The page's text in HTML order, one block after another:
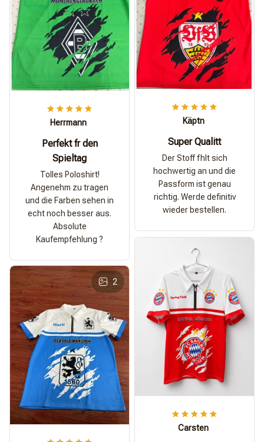
Herrmann
Perfekt fr den
Spieltag
Tolles Poloshirt!
Angenehm zu tragen
und die Farben sehen in
echt noch besser aus.
Absolute
Kaufempfehlung ?
Käptn
Super Qualitt
Der Stoff fhlt sich
hochwertig an und die
Passform ist genau
richtig. Werde definitiv
wieder bestellen.
Carsten
2